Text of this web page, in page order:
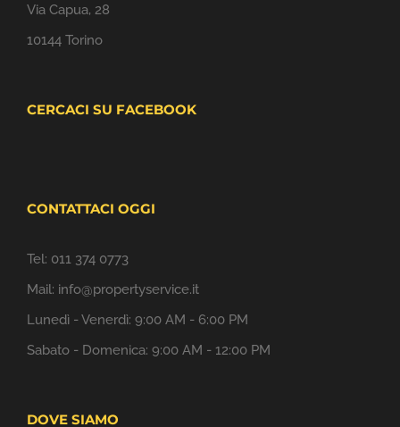
Via Capua, 28
10144 Torino
CERCACI SU FACEBOOK
CONTATTACI OGGI
Tel: 011 374 0773
Mail: info@propertyservice.it
Lunedì - Venerdì: 9:00 AM - 6:00 PM
Sabato - Domenica: 9:00 AM - 12:00 PM
DOVE SIAMO